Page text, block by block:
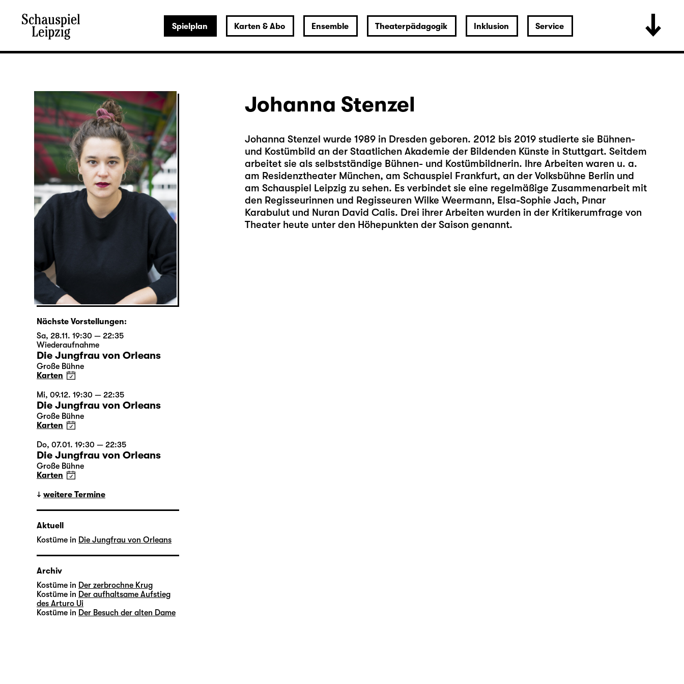
Spielplan Karten & Abo Ensemble Theaterpädagogik Inklusion Service
Johanna Stenzel
Johanna Stenzel wurde 1989 in Dresden geboren. 2012 bis 2019 studierte sie Bühnen-
und Kostümbild an der Staatlichen Akademie der Bildenden Künste in Stuttgart. Seitdem
arbeitet sie als selbstständige Bühnen- und Kostümbildnerin. Ihre Arbeiten waren u. a.
am Residenztheater München, am Schauspiel Frankfurt, an der Volksbühne Berlin und
am Schauspiel Leipzig zu sehen. Es verbindet sie eine regelmäßige Zusammenarbeit mit
den Regisseurinnen und Regisseuren Wilke Weermann, Elsa-Sophie Jach, Pınar
Karabulut und Nuran David Calis. Drei ihrer Arbeiten wurden in der Kritikerumfrage von
Theater heute unter den Höhepunkten der Saison genannt.
Nächste Vorstellungen:
Sa, 28.11. 19:30 — 22:35
Wiederaufnahme
Die Jungfrau von Orleans
Große Bühne
Karten
Mi, 09.12. 19:30 — 22:35
Die Jungfrau von Orleans
Große Bühne
Karten
Do, 07.01. 19:30 — 22:35
Die Jungfrau von Orleans
Große Bühne
Karten
weitere Termine
Aktuell
Kostüme in Die Jungfrau von Orleans
Archiv
Kostüme in Der zerbrochne Krug
Kostüme in Der aufhaltsame Aufstieg
des Arturo Ui
Kostüme in Der Besuch der alten Dame